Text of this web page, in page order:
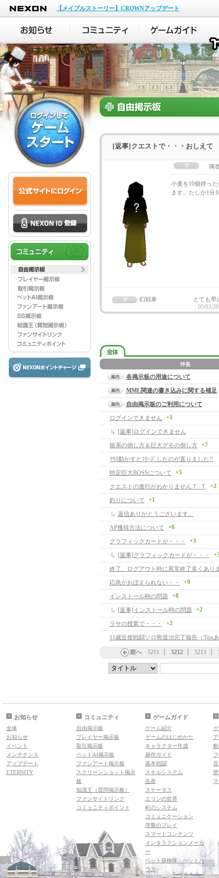
NEXON
【メイプルストーリー】CROWNアップデート
[返事]クエストで・・・おしえて
璃
小麦を10個持っ
ます。たしか1分
幻戦車
とても
05/03/
各掲示板の用途について
MML関連の書き込みに関する補足
自由掲示板のご利用について
ログインできません
+1
[返事]ログインできません
狼系の倒し方＆巨大グモの倒し方
+7
ﾏｳｽ動かすとﾌﾘｰｽﾞしたのが直りました!!
特定巨大BOSSについて
+5
クエストの進行がわかりませんＴ_Ｔ +2
釣りについて +1
返信ありがとうございます。
AP獲得方法について
+6
グラフィックカードが・・・ +3
[返事]グラフィックカードが・・・
終了、ログアウト時に異常終了多くあり
応急がおぼえられない・・
+9
インストール時の問題 +8
[返事]インストール時の問題 +2
ラサの授業で・・・ +2
11歳近接戦闘ソロ熊退治完了報告（Tips
前へ 5211 5212 5213
お知らせ
全体
お知らせ
イベント
メンテナンス
アップデート
ETERNITY
コミュニティ
自由掲示板
プレイヤー掲示板
取引掲示板
ペットAI掲示板
ファンアート掲示板
スクリーンショット掲示
板
知識王（質問掲示板）
ファンサイトリンク
コミュニティポイント
ゲームガイド
ゲーム紹介
ゲームのはじめかた
キャラクター作成
操作ガイド
基本戦闘
スキルシステム
生産
ステータス
エリンの世界
町のシステム
コミュニケーション
序盤のプレイ
スマートコンテンツ
インタラクションメーカ
ー
ペット探検隊・ペットハ
ウス